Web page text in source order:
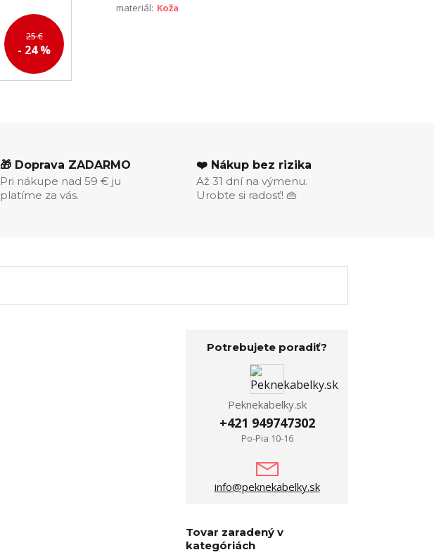
25 €
- 24 %
materiál: Koža
🎁 Doprava ZADARMO
Pri nákupe nad 59 € ju
platíme za vás.
❤️ Nákup bez rizika
Až 31 dní na výmenu.
Urobte si radosť! 👜
Potrebujete poradiť?
Peknekabelky.sk
+421 949747302
Po-Pia 10-16
info@peknekabelky.sk
Tovar zaradený v
kategóriách